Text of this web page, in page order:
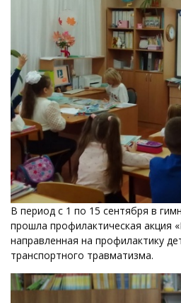
В период с 1 по 15 сентября в
прошла профилактическая акция
направленная на профилактику
транспортного травматизма.